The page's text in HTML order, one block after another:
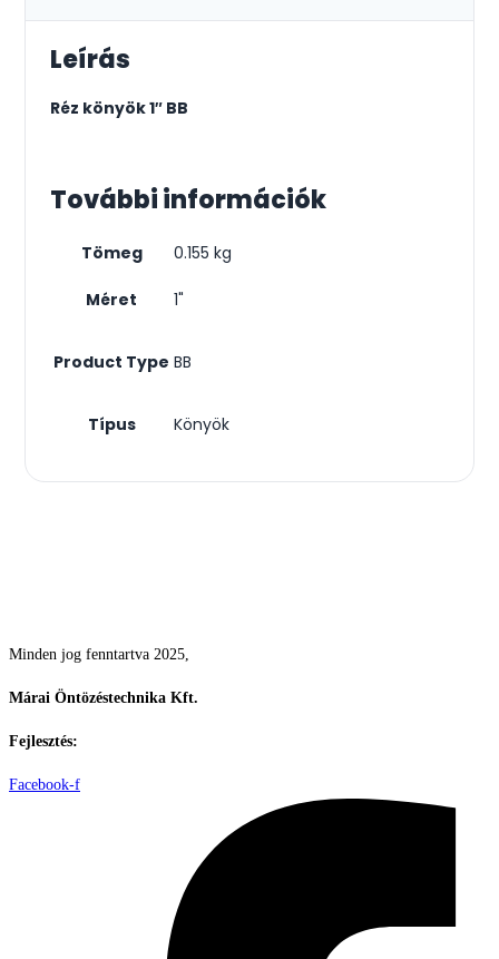
Leírás
Réz könyök 1″ BB
További információk
Tömeg 0.155 kg
Méret 1"
Product Type BB
Típus Könyök
Minden jog fenntartva 2025,
Márai Öntözéstechnika Kft.
Fejlesztés:
Facebook-f